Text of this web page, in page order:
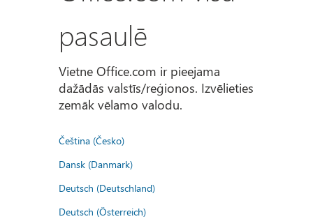
pasaulē
Vietne Office.com ir pieejama
dažādās valstīs/reģionos. Izvēlieties
zemāk vēlamo valodu.
Čeština (Česko)
Dansk (Danmark)
Deutsch (Deutschland)
Deutsch (Österreich)